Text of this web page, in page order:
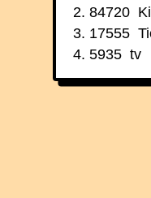
84720
17555
5935 tv